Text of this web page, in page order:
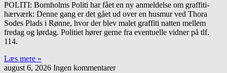
POLITI: Bornholms Politi har fået en ny anmeldelse om graffiti-
hærværk: Denne gang er det gået ud over en husmur ved Thora
Sodes Plads i Rønne, hvor der blev malet graffiti natten mellem
fredag og lørdag. Politiet hører gerne fra eventuelle vidner på tlf.
114.
Læs mere »
august 6, 2026 Ingen kommentarer